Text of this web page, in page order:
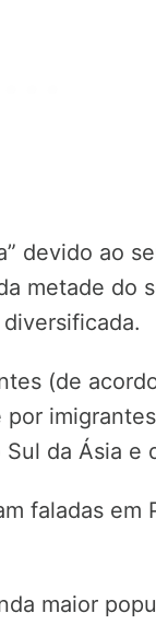
devido ao
metade do
(de
da Ásia e
faladas em
maior